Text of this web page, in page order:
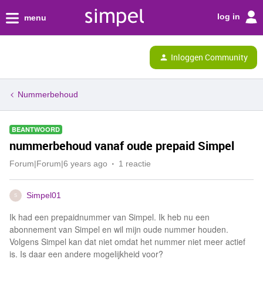
menu log in
Inloggen Community
Nummerbehoud
BEANTWOORD
nummerbehoud vanaf oude prepaid Simpel
Forum|Forum|6 years ago 1 reactie
S Simpel01
Ik had een prepaidnummer van Simpel. Ik heb nu een
abonnement van Simpel en wil mijn oude nummer houden.
Volgens Simpel kan dat niet omdat het nummer niet meer actief
is. Is daar een andere mogelijkheid voor?